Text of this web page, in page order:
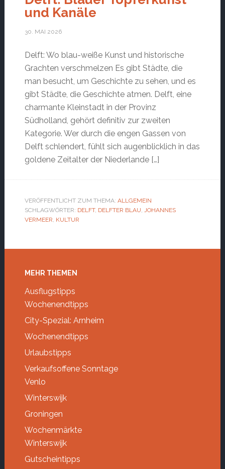
und Kanäle
30. MAI 2026
Delft: Wo blau-weiße Kunst und historische
Grachten verschmelzen Es gibt Städte, die
man besucht, um Geschichte zu sehen, und es
gibt Städte, die Geschichte atmen. Delft, eine
charmante Kleinstadt in der Provinz
Südholland, gehört definitiv zur zweiten
Kategorie. Wer durch die engen Gassen von
Delft schlendert, fühlt sich augenblicklich in das
goldene Zeitalter der Niederlande […]
VERÖFFENTLICHT ZUM THEMA: ALLGEMEIN
SCHLAGWÖRTER: DELFT, DELFTER BLAU, JOHANNES
VERMEER, KULTUR
Footer
MEHR THEMEN
Ausflugstipps
Wochenendtipps
City-Spezial: Arnheim
Wochenendtipps
Urlaubstipps
Verkaufsoffene Sonntage
Venlo
Winterswijk
Groningen
Wochenmärkte
Winterswijk
Gutscheintipps